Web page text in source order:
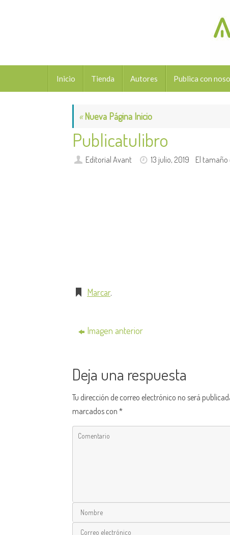
contenido
Inicio Tienda Autores Publica con
«Nueva Página Inicio
Publicatulibro
Editorial Avant 13 julio, 2019 El
Marcar.
Imagen anterior
Deja una respuesta
Tu dirección de correo electrónico no será
marcados con*